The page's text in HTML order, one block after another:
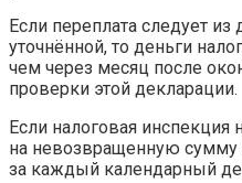
Если переплата следует
уточнённой, то деньги
чем через месяц после
проверки этой декларации.
Если налоговая инспекция
на невозвращенную сумму
за каждый календарный